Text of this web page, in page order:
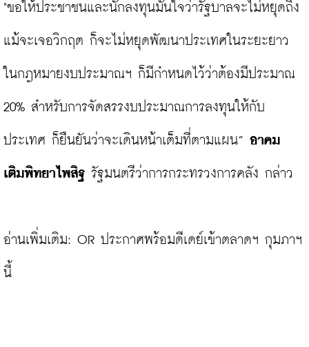
"ขอให้ประชาชนและนักลงทุนมั่นใจว่ารัฐบาลจะไม่หยุดถึง
แม้จะเจอวิกฤต ก็จะไม่หยุดพัฒนาประเทศในระยะยาว
ในกฎหมายงบประมาณฯ ก็มีกำหนดไว้ว่าต้องมีประมาณ
20% สำหรับการจัดสรรงบประมาณการลงทุนให้กับ
ประเทศ ก็ยืนยันว่าจะเดินหน้าเต็มที่ตามแผน” อาคม
เติมพิทยาไพสิฐ รัฐมนตรีว่าการกระทรวงการคลัง กล่าว
อ่านเพิ่มเติม: OR ประกาศพร้อมดีเดย์เข้าตลาดฯ กุมภาฯ
นี้